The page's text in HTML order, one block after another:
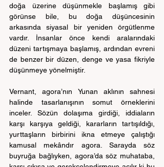
doğa üzerine düşünmekle başlamış gibi
görünse bile, bu doğa düşüncesinin
arkasında siyasal bir yeniden örgütlenme
vardır. İnsanlar önce kendi aralarındaki
düzeni tartışmaya başlamış, ardından evreni
de benzer bir düzen, denge ve yasa fikriyle
düşünmeye yönelmiştir.
Vernant, agora’nın Yunan aklının sahnesi
halinde tasarlanışının somut örneklerini
inceler. Sözün dolaşıma girdiği, iddiaların
karşı karşıya geldiği, kararların tartışıldığı,
yurttaşların birbirini ikna etmeye çalıştığı
kamusal mekândır agora. Sarayda söz
buyruğa bağlıyken, agora’da söz muhataba,